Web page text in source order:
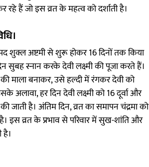
हैं जो इस व्रत के महत्व को दर्शाती है।
शुक्ल अष्टमी से शुरू होकर 16 दिनों तक किया
सुबह स्नान करके देवी लक्ष्मी की पूजा करते हैं।
माला बनाकर, उसे हल्दी में रंगकर देवी को
अलावा, हर दिन देवी लक्ष्मी को 16 दूर्वा और
जाती है। अंतिम दिन, व्रत का समापन चंद्रमा को
इस व्रत के प्रभाव से परिवार में सुख-शांति और
है।